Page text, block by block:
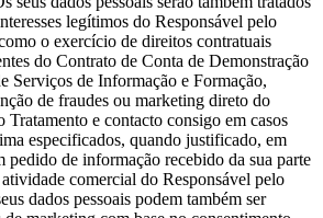
legítimos do Responsável pelo
o exercício de direitos contratuais
do Contrato de Conta de Demonstração
Serviços de Informação e Formação,
de fraudes ou marketing direto do
Tratamento e contacto consigo em casos
especificados, quando justificado, em
pedido de informação recebido da sua parte
comercial do Responsável pelo
dados pessoais podem também ser